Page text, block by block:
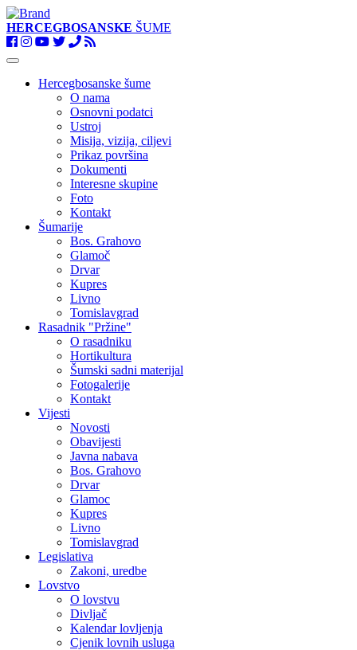
HERCEGBOSANSKE ŠUME
Toggle
navigationHercegbosanske šume
O nama
Osnovni podatci
Ustroj
Misija, vizija, ciljevi
Prikaz površina
Dokumenti
Interesne skupine
Foto
Kontakt
Šumarije
Bos. Grahovo
Glamoč
Drvar
Kupres
Livno
Tomislavgrad
Rasadnik "Pržine"
O rasadniku
Hortikultura
Šumski sadni materijal
Fotogalerije
Kontakt
Vijesti
Novosti
Obavijesti
Javna nabava
Bos. Grahovo
Drvar
Glamoc
Kupres
Livno
Tomislavgrad
Legislativa
Zakoni, uredbe
Lovstvo
O lovstvu
Divljač
Kalendar lovljenja
Cjenik lovnih usluga